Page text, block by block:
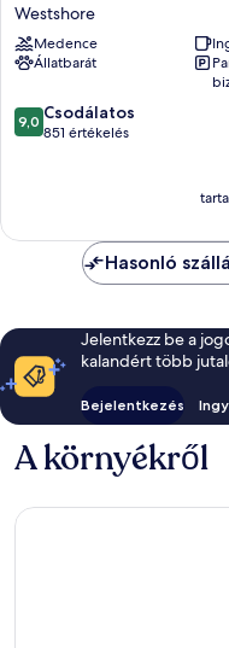
Hilton
Tampa
Westshore
FL
Westshore
Westshore
Medence
Állatbarát
9.0
ennyiből:
9,0 Csodálatos
851 értékelés
Hasonló
Jelentkezz be a
kalandért több
Bejelentkezés
A környékről